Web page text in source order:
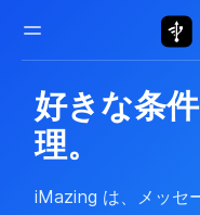
好きな条
理。
iMazing は、メッセ